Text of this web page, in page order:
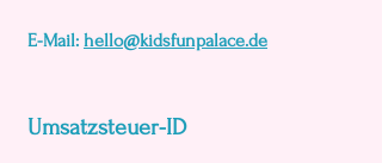
E-Mail: hello@kidsfunpalace.de
Umsatzsteuer-ID